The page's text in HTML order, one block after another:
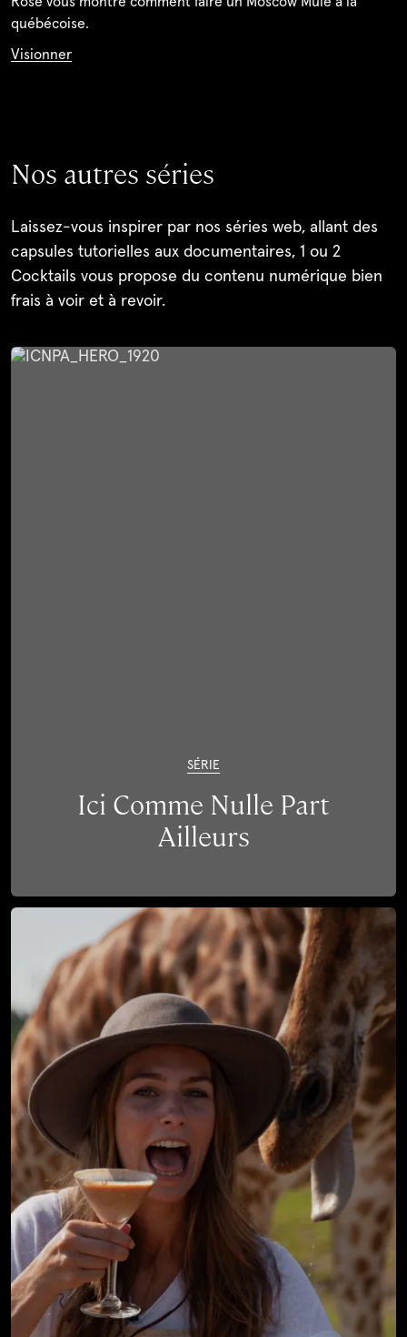
québécoise.
Visionner
Nos autres séries
Laissez-vous inspirer par nos séries web, allant des
capsules tutorielles aux documentaires, 1 ou 2
Cocktails vous propose du contenu numérique bien
frais à voir et à revoir.
SÉRIE
Ici Comme Nulle Part
Ailleurs